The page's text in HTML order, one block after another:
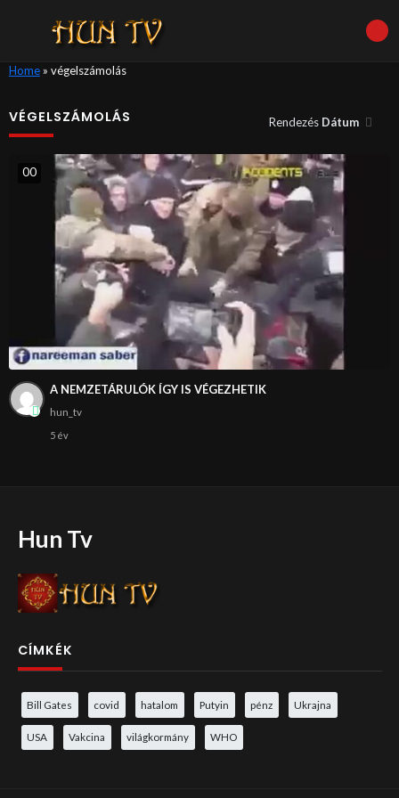
Home» végelszámolás
VÉGELSZÁMOLÁS Rendezés Dátum
00
A NEMZETÁRULÓK ÍGY IS VÉGEZHETIK
hun_tv
5 év
Hun Tv
CÍMKÉK
Bill Gates covid hatalom Putyin pénz Ukrajna
USA Vakcina világkormány WHO